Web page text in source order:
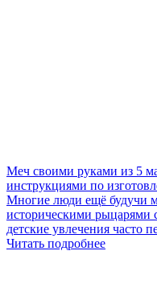
Меч своими руками из 5
инструкциями по
Многие люди ещё будучи
историческими рыцарями
детские увлечения часто
Читать подробнее